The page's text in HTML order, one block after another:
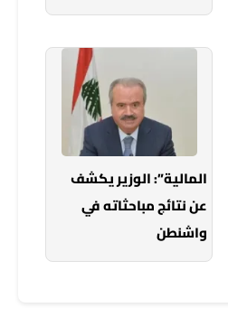
المالية”: الوزير يكشف
عن نتائج مباحثاته في
واشنطن